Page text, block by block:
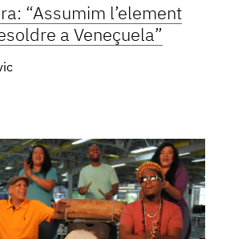
“Assumim l’element
a Veneçuela”